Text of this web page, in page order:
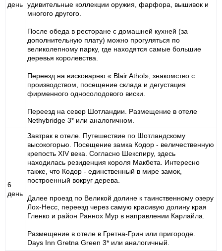
день удивительные коллекции оружия, фарфора, вышивок и
многого другого.
После обеда в ресторане с домашней кухней (за
дополнительную плату) можно прогуляться по
великолепному парку, где находятся самые большие
деревья королевства.
Переезд на висковарню « Blair Athol», знакомство с
производством, посещение склада и дегустация
фирменного односолодового виски.
Переезд на север Шотландии. Размещение в отеле
Nethybridge 3* или аналогичном.
6
день
Завтрак в отеле. Путешествие по Шотландскому
высокогорью. Посещение замка Кодор - величественную
крепость XIV века. Согласно Шекспиру, здесь
находилась резиденция короля Макбета. Интересно
также, что Кодор - единственный в мире замок,
построенный вокруг дерева.
Далее проезд по Великой долине к таинственному озеру
Лох-Несс, переезд через самую красивую долину края
Гленко и район Раннох Мур в направлении Карлайла.
Размещение в отеле в Гретна-Грин или пригороде.
Days Inn Gretna Green 3* или аналогичный.